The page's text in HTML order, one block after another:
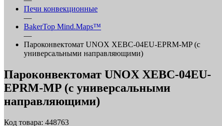
Печи конвекционные
—
BakerTop Mind.Maps™
—
Пароконвектомат UNOX XEBC-04EU-EPRM-MP (с
универсальными направляющими)
Пароконвектомат UNOX XEBC-04EU-
EPRM-MP (с универсальными
направляющими)
Код товара: 448763